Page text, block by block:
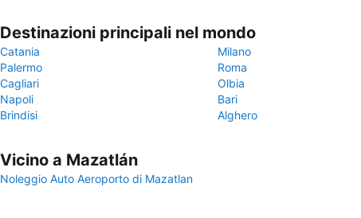
Destinazioni principali nel mondo
Catania
Milano
Palermo
Roma
Cagliari
Olbia
Napoli
Bari
Brindisi
Alghero
Vicino a Mazatlán
Noleggio Auto Aeroporto di Mazatlan